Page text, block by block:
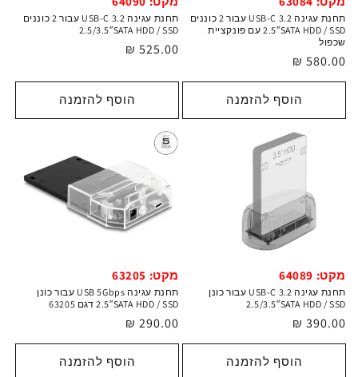
תחנת עגינה USB-C 3.2 עבור 2 כוננים
2.5″SATA HDD / SSD עם פונקציית
שכפול
מחיר
רגיל
580.00 ₪
הוסף להזמנה
תחנת עגינה USB-C 3.2 עבור 2 כוננים
2.5/3.5″SATA HDD / SSD
מחיר
525.00 ₪
הוסף להזמנה
מקט: 64089
תחנת עגינה USB-C 3.2 עבור כונן
2.5/3.5″SATA HDD / SSD
מחיר
רגיל
390.00 ₪
הוסף להזמנה
מקט: 63205
תחנת עגינה USB 5Gbps עבור כונן
2.5″SATA HDD / SSD דגם 63205
מחיר
רגיל
290.00 ₪
הוסף להזמנה